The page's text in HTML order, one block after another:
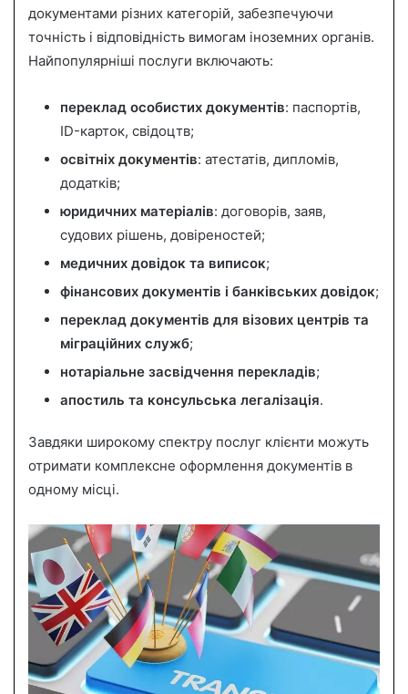
документами різних категорій, забезпечуючи
точність і відповідність вимогам іноземних органів.
Найпопулярніші послуги включають:
переклад особистих документів: паспортів,
ID-карток, свідоцтв;
освітніх документів: атестатів, дипломів,
додатків;
юридичних матеріалів: договорів, заяв,
судових рішень, довіреностей;
медичних довідок та виписок;
фінансових документів і банківських довідок;
переклад документів для візових центрів та
міграційних служб;
нотаріальне засвідчення перекладів;
апостиль та консульська легалізація.
Завдяки широкому спектру послуг клієнти можуть
отримати комплексне оформлення документів в
одному місці.